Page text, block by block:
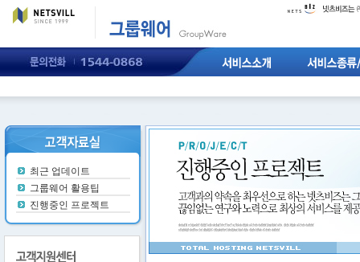
츠비즈솔루션
도
주요기능소
개
넷츠비즈인
터페이스
웨어솔루션
최근 업데이트
그룹웨어 활용팁
진행중인 프로젝트